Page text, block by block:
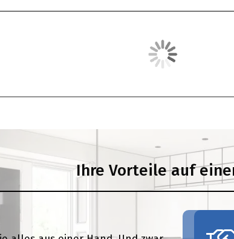
Ihre Vorteile auf